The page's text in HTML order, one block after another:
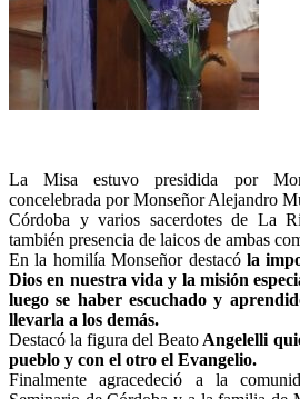
La Misa estuvo presidida por
concelebrada por Monseñor Alejandro
Córdoba y varios sacerdotes de La
también presencia de laicos de ambas
En la homilía Monseñor destacó la
Dios en nuestra vida y la misión
luego se haber escuchado y
llevarla a los demás.
Destacó la figura del Beato Angelelli
pueblo y con el otro el Evangelio.
Finalmente agracedeció a la